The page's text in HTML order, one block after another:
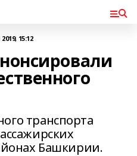
15:12
транспорта
Башкирии.